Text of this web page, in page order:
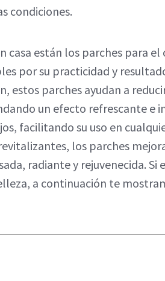
condiciones.
casa están los parches para
por su practicidad y
estos parches ayudan a
un efecto refrescante e
facilitando su uso en
los parches
radiante y rejuvenecida. Si
a continuación te